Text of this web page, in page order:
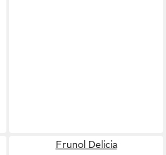
Frunol Delicia